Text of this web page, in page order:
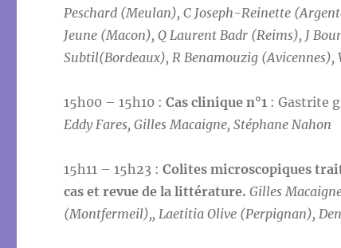
Peschard (Meulan), C Joseph-Reinette
Jeune (Macon), Q Laurent Badr (Reims), J
Subtil(Bordeaux), R Benamouzig
15h00 – 15h10 :Cas clinique n°1 : Gastrite
Eddy Fares, Gilles Macaigne, Stéphane Nahon
15h11 – 15h23 :Colites microscopiques
cas et revue de la littérature. Gilles
(Montfermeil),, Laetitia Olive (Perpignan),